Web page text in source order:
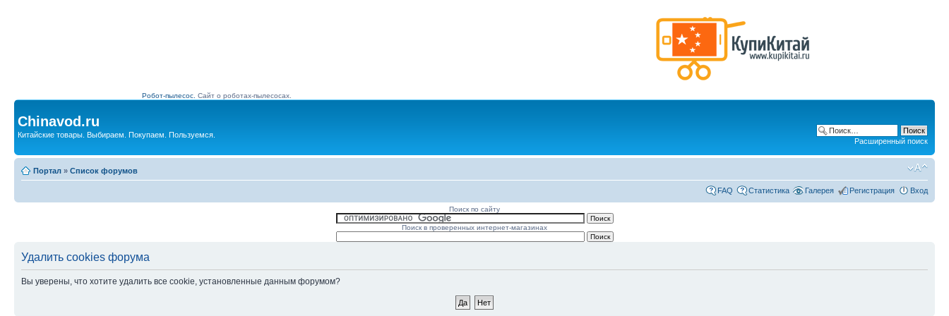
Робот-пылесос. Сайт о роботах-пылесосах.
Chinavod.ru
Китайские товары. Выбираем. Покупаем. Пользуемся.
Расширенный поиск
Портал » Список форумов
FAQ Статистика Галерея Регистрация Вход
Поиск по сайту
Поиск в проверенных интернет-магазинах
Удалить cookies форума
Вы уверены, что хотите удалить все cookie, установленные данным форумом?